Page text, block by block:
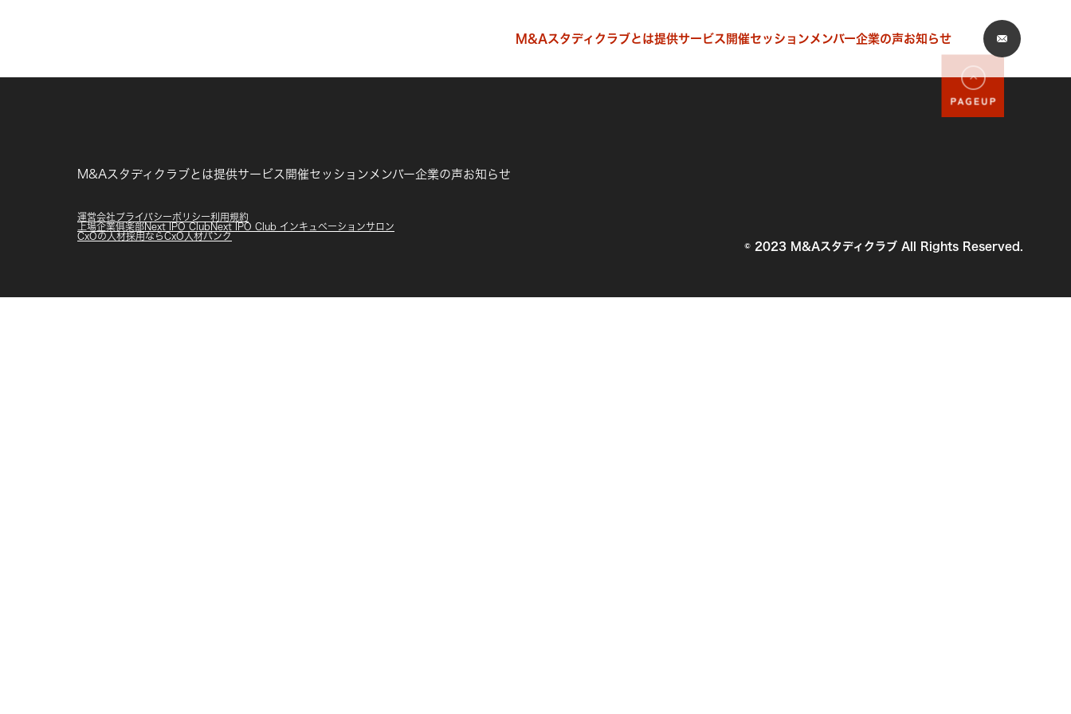
M&Aスタディクラブとは提供サービス 開催セッション メンバー企業の声お知らせ
M&Aスタディクラブとは提供サービス 開催セッション メンバー企業の声お知らせ
運営会社プライバシーポリシー利用規約
上場企業俱楽部Next IPO ClubNext IPO Club インキュベーションサロン
CxOの人材採用ならCxO人材バンク
© 2023 M&Aスタディクラブ All Rights Reserved.